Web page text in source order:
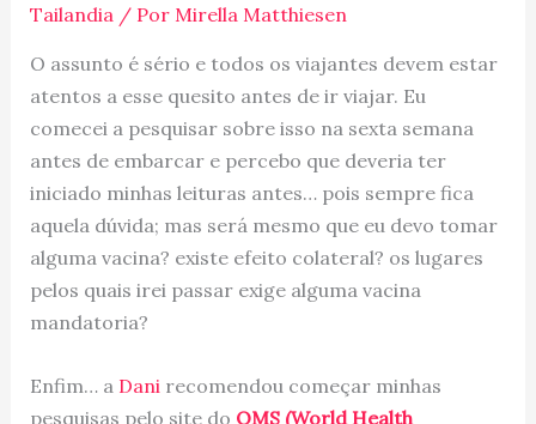
Tailandia/ Por Mirella Matthiesen
O assunto é sério e todos os viajantes devem estar
atentos a esse quesito antes de ir viajar. Eu
comecei a pesquisar sobre isso na sexta semana
antes de embarcar e percebo que deveria ter
iniciado minhas leituras antes… pois sempre fica
aquela dúvida; mas será mesmo que eu devo tomar
alguma vacina? existe efeito colateral? os lugares
pelos quais irei passar exige alguma vacina
mandatoria?
Enfim… a Dani recomendou começar minhas
pesquisas pelo site do OMS (World Health